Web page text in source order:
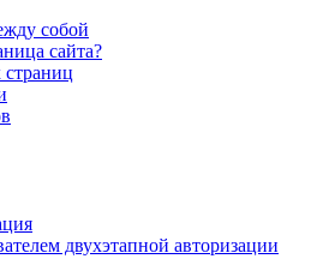
собой
сайта?
двухэтапной авторизации